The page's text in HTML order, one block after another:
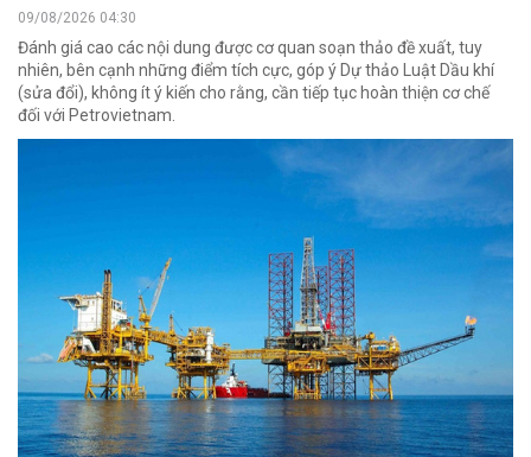
09/08/2026 04:30
Đánh giá cao các nội dung được cơ quan soạn thảo đề xuất, tuy
nhiên, bên cạnh những điểm tích cực, góp ý Dự thảo Luật Dầu khí
(sửa đổi), không ít ý kiến cho rằng, cần tiếp tục hoàn thiện cơ chế
đối với Petrovietnam.